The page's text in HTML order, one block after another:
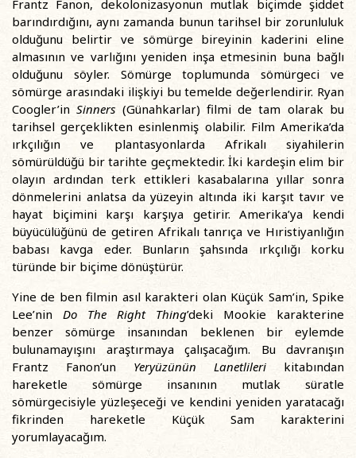
Frantz Fanon, dekolonizasyonun mutlak biçimde şiddet
barındırdığını, aynı zamanda bunun tarihsel bir zorunluluk
olduğunu belirtir ve sömürge bireyinin kaderini eline
almasının ve varlığını yeniden inşa etmesinin buna bağlı
olduğunu söyler. Sömürge toplumunda sömürgeci ve
sömürge arasındaki ilişkiyi bu temelde değerlendirir. Ryan
Coogler’inSinners (Günahkarlar) filmi de tam olarak bu
tarihsel gerçeklikten esinlenmiş olabilir. Film Amerika’da
ırkçılığın ve plantasyonlarda Afrikalı siyahilerin
sömürüldüğü bir tarihte geçmektedir. İki kardeşin elim bir
olayın ardından terk ettikleri kasabalarına yıllar sonra
dönmelerini anlatsa da yüzeyin altında iki karşıt tavır ve
hayat biçimini karşı karşıya getirir. Amerika’ya kendi
büyücülüğünü de getiren Afrikalı tanrıça ve Hıristiyanlığın
babası kavga eder. Bunların şahsında ırkçılığı korku
türünde bir biçime dönüştürür.
Yine de ben filmin asıl karakteri olan Küçük Sam’in, Spike
Lee’nin Do The Right Thing’deki Mookie karakterine
benzer sömürge insanından beklenen bir eylemde
bulunamayışını araştırmaya çalışacağım. Bu davranışın
Frantz Fanon’un Yeryüzünün Lanetlileri kitabından
hareketle sömürge insanının mutlak süratle
sömürgecisiyle yüzleşeceği ve kendini yeniden yaratacağı
fikrinden hareketle Küçük Sam karakterini
yorumlayacağım.